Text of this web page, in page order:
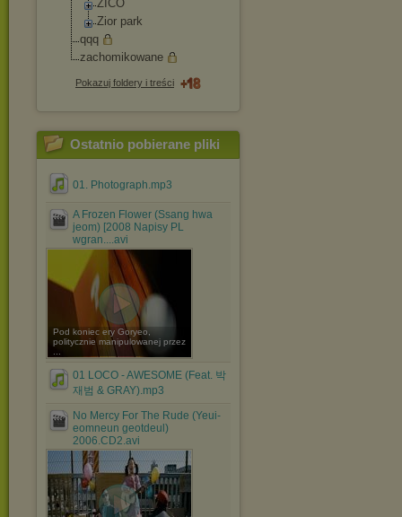
ZICO
Zior park
qqq
zachomikowane
Pokazuj foldery i treści
Ostatnio pobierane pliki
01. Photograph.mp3
A Frozen Flower (Ssang hwa
jeom) [2008 Napisy PL
wgran....avi
Pod koniec ery Goryeo,
politycznie manipulowanej przez
01 LOCO - AWESOME (Feat. 박
재범 & GRAY).mp3
No Mercy For The Rude (Yeui-
eomneun geotdeul)
2006.CD2.avi